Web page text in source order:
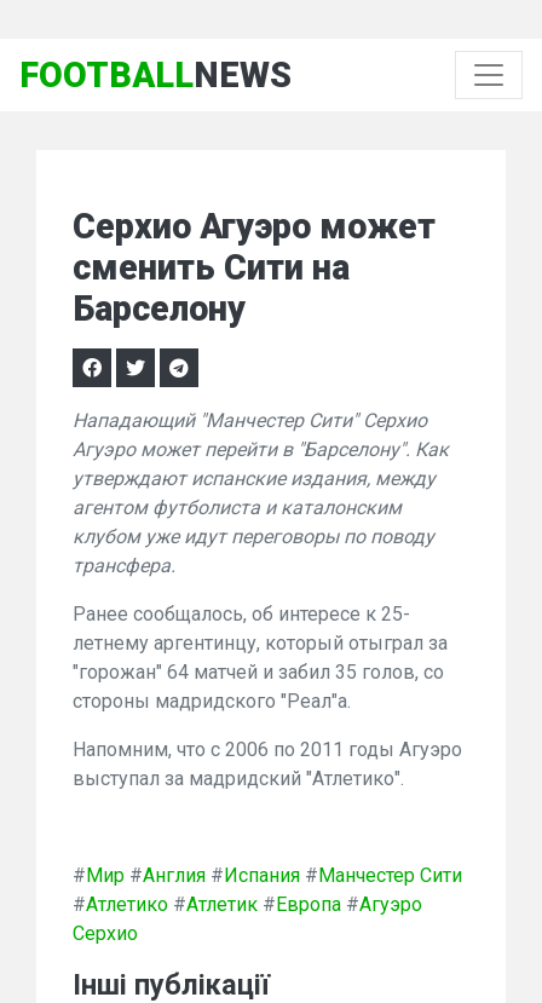
FOOTBALLNEWS
Серхио Агуэро может
сменить Сити на
Барселону
Нападающий "Манчестер Сити" Серхио
Агуэро может перейти в "Барселону". Как
утверждают испанские издания, между
агентом футболиста и каталонским
клубом уже идут переговоры по поводу
трансфера.
Ранее сообщалось, об интересе к 25-
летнему аргентинцу, который отыграл за
"горожан" 64 матчей и забил 35 голов, со
стороны мадридского "Реал"а.
Напомним, что с 2006 по 2011 годы Агуэро
выступал за мадридский "Атлетико".
#Мир #Англия #Испания #Манчестер Сити
#Атлетико #Атлетик #Европа #Агуэро
Серхио
Інші публікації